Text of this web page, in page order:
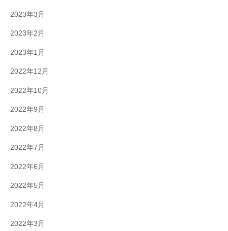
2023年3月
2023年2月
2023年1月
2022年12月
2022年10月
2022年9月
2022年8月
2022年7月
2022年6月
2022年5月
2022年4月
2022年3月